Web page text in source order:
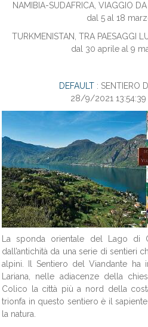
NAMIBIA-SUDAFRICA, VIAGGIO
dal 5 al 18
TURKMENISTAN, TRA PAESAGGI
dal 30 aprile al 9
DEFAULT: SENTIERO
28/9/2021 13:54:39
La sponda orientale del Lago di
dall’antichità da una serie di sentieri
alpini. Il Sentiero del Viandante
Lariana, nelle adiacenze della
Colico la città più a nord della
trionfa in questo sentiero è il
la natura.